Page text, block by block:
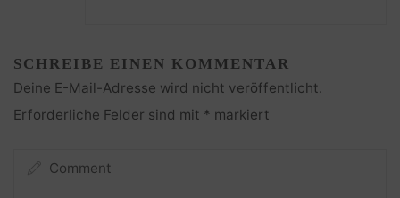
SCHREIBE EINEN KOMMENTAR
Deine E-Mail-Adresse wird nicht veröffentlicht.
Erforderliche Felder sind mit * markiert